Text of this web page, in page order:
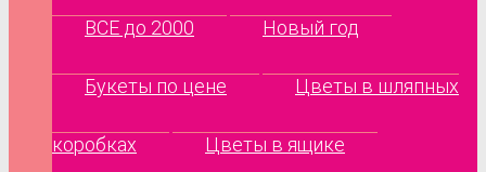
ВСЕ до 2000 Новый год
Букеты по цене Цветы в шляпных
коробках Цветы в ящике